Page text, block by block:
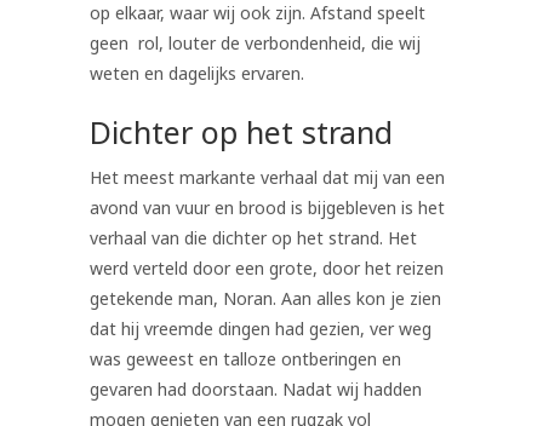
op elkaar, waar wij ook zijn. Afstand speelt
geen rol, louter de verbondenheid, die wij
weten en dagelijks ervaren.
Dichter op het strand
Het meest markante verhaal dat mij van een
avond van vuur en brood is bijgebleven is het
verhaal van die dichter op het strand. Het
werd verteld door een grote, door het reizen
getekende man, Noran. Aan alles kon je zien
dat hij vreemde dingen had gezien, ver weg
was geweest en talloze ontberingen en
gevaren had doorstaan. Nadat wij hadden
mogen genieten van een rugzak vol